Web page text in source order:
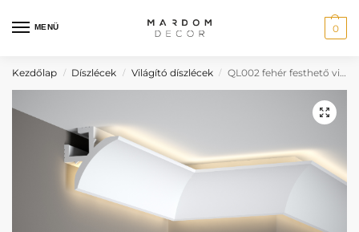
MENÜ 0
Kezdőlap / Díszlécek / Világító díszlécek / QL002 fehér festhető világító mennyezeti díszléc